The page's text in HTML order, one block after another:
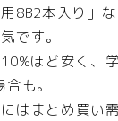
8B2本入り」
です。
ほど安く、
も。
はまとめ買い